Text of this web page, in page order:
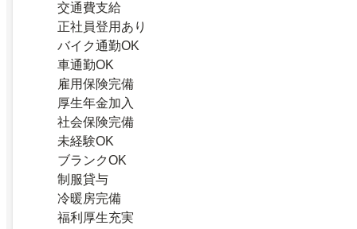
交通費支給
正社員登用あり
バイク通勤OK
車通勤OK
雇用保険完備
厚生年金加入
社会保険完備
未経験OK
ブランクOK
制服貸与
冷暖房完備
福利厚生充実